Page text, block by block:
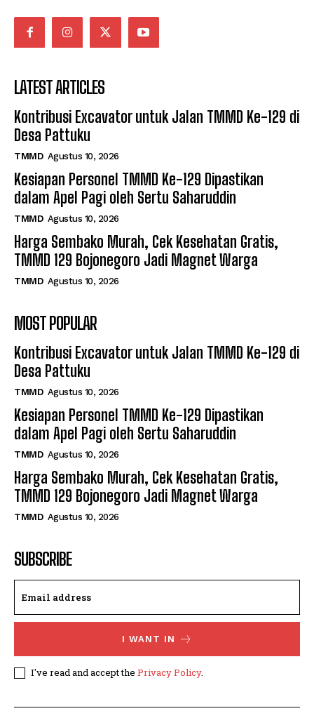
LATEST ARTICLES
Kontribusi Excavator untuk Jalan TMMD Ke-129 di
Desa Pattuku
TMMD Agustus 10, 2026
Kesiapan Personel TMMD Ke-129 Dipastikan
dalam Apel Pagi oleh Sertu Saharuddin
TMMD Agustus 10, 2026
Harga Sembako Murah, Cek Kesehatan Gratis,
TMMD 129 Bojonegoro Jadi Magnet Warga
TMMD Agustus 10, 2026
MOST POPULAR
Kontribusi Excavator untuk Jalan TMMD Ke-129 di
Desa Pattuku
TMMD Agustus 10, 2026
Kesiapan Personel TMMD Ke-129 Dipastikan
dalam Apel Pagi oleh Sertu Saharuddin
TMMD Agustus 10, 2026
Harga Sembako Murah, Cek Kesehatan Gratis,
TMMD 129 Bojonegoro Jadi Magnet Warga
TMMD Agustus 10, 2026
SUBSCRIBE
I WANT IN
I've read and accept the Privacy Policy.